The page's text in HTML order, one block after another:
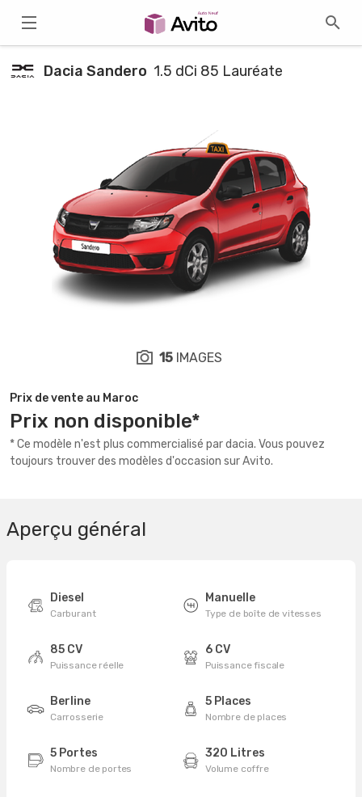
Dacia Sandero 1.5 dCi 85 Lauréate
Prix de vente au Maroc
Prix non disponible*
* Ce modèle n'est plus commercialisé par dacia. Vous pouvez
toujours trouver des modèles d'occasion sur Avito.
15 IMAGES
Aperçu général
Diesel
Carburant
Manuelle
Type de boîte de vitesses
85 CV
Puissance réelle
6 CV
Puissance fiscale
Berline
Carrosserie
5 Places
Nombre de places
5 Portes
Nombre de portes
320 Litres
Volume coffre